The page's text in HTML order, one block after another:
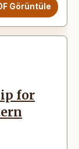
Görüntüle
for